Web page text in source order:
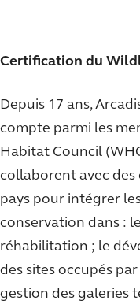
Certification du
Depuis 17 ans,
compte parmi les
Habitat Council
collaborent avec
pays pour intégrer
conservation dans :
réhabilitation ; le
des sites occupés
gestion des galeries